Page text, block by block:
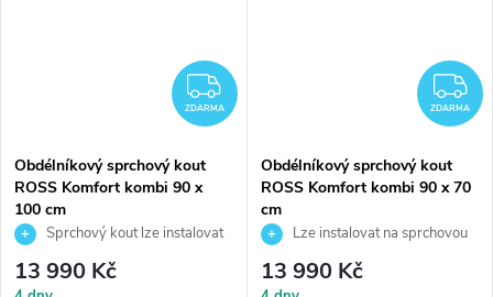
ZDARMA
ZDARMA
Obdélníkový sprchový kout
ROSS Komfort kombi 90 x
100 cm
Sprchový kout lze instalovat
na sprchovou vaničku, nebo přímo
na rovnou podlahu
13 990 Kč
ZDARMA
Obdélníkový sprchový kout
ROSS Komfort kombi 90 x 70
cm
Lze instalovat na sprchovou
vaničku, nebo přímo na dlažbu
13 990 Kč